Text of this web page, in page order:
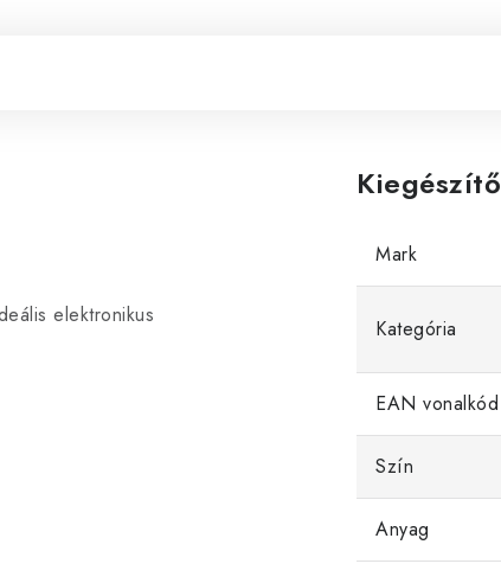
elektronikus
Mark
Kategória
EAN vonalkód
Szín
Anyag